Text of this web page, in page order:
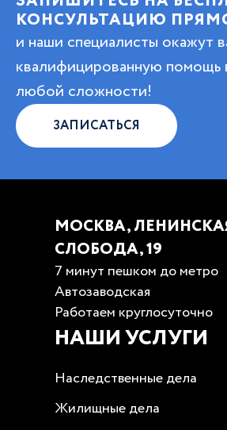
КОНСУЛЬТАЦИЮ
и наши специалисты окажут
квалифицированную помощь
любой сложности!
ЗАПИСАТЬСЯ
МОСКВА,
СЛОБОДА, 19
7 минут пешком до метро
Автозаводская
Работаем круглосуточно
НАШИ УСЛУГИ
Наследственные дела
Жилищные дела